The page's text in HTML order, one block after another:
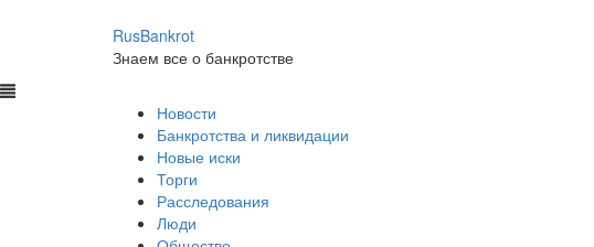
RusBankrot
Знаем все о банкротстве
Новости
Банкротства и ликвидации
Новые иски
Торги
Расследования
Люди